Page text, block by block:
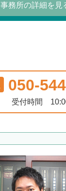
事務所の詳細を見
050-
受付時間